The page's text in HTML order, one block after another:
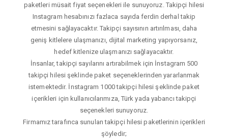
paketleri müsait fiyat seçenekleri ile sunuyoruz. Takipçi hilesi
Instagram hesabınızı fazlaca sayıda ferdin derhal takip
etmesini sağlayacaktır. Takipçi sayısının artırılması, daha
geniş kitlelere ulaşmanızı, dijital marketing yapıyorsanız,
hedef kitlenize ulaşmanızı sağlayacaktır.
İnsanlar, takipçi sayılarını artırabilmek için İnstagram 500
takipçi hilesi şeklinde paket seçeneklerinden yararlanmak
istemektedir. İnstagram 1000 takipçi hilesi şeklinde paket
içerikleri için kullanıcılarımıza, Türk yada yabancı takipçi
seçenekleri sunuyoruz.
Firmamız tarafınca sunulan takipçi hilesi paketlerinin içerikleri
şöyledir;